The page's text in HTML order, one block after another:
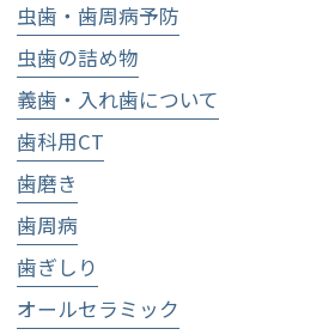
虫歯・歯周病予防
虫歯の詰め物
義歯・入れ歯について
歯科用CT
歯磨き
歯周病
歯ぎしり
オールセラミック